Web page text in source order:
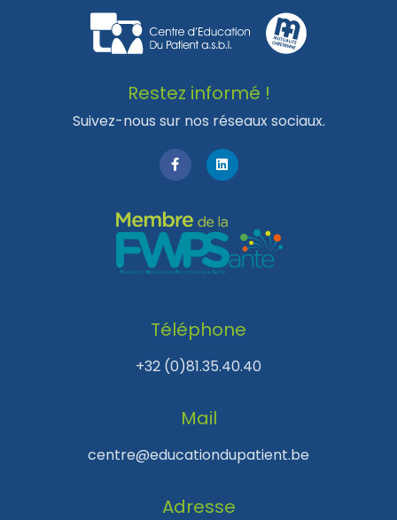
Restez informé !
Suivez-nous sur nos réseaux sociaux.
Téléphone
+32 (0)81.35.40.40
Mail
centre@educationdupatient.be
Adresse